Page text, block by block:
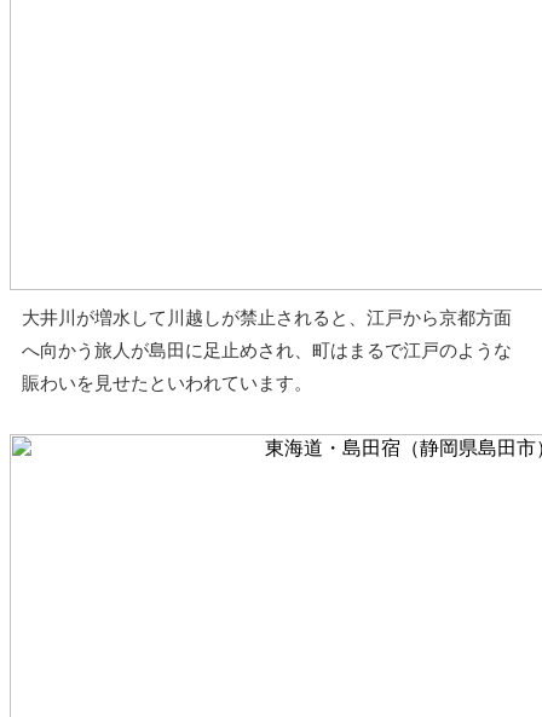
大井川が増水して川越しが禁止されると、江戸から京都方面
へ向かう旅人が島田に足止めされ、町はまるで江戸のような
賑わいを見せたといわれています。